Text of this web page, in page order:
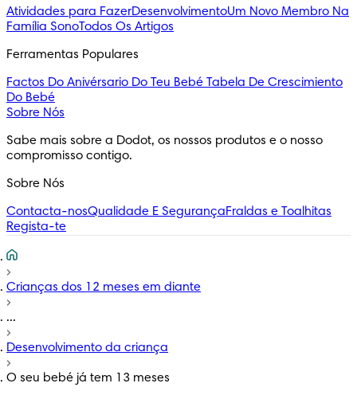
Atividades para FazerDesenvolvimentoUm Novo Membro Na
Família SonoTodos Os Artigos
Ferramentas Populares
Factos Do Anivérsario Do Teu Bebé Tabela De Crescimiento
Do Bebé
Sobre Nós
Sabe mais sobre a Dodot, os nossos produtos e o nosso
compromisso contigo.
Sobre Nós
Contacta-nosQualidade E SegurançaFraldas e Toalhitas
Regista-te
Crianças dos 12 meses em diante
...
Desenvolvimento da criança
O seu bebé já tem 13 meses